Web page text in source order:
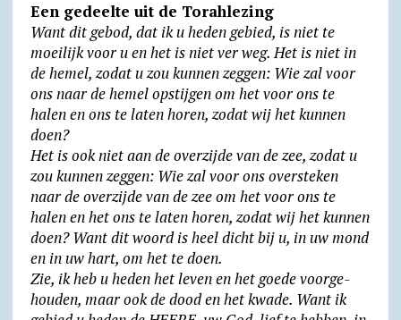
Een gedeelte uit de Torahlezing
Want dit gebod, dat ik u heden gebied, is niet te
moeilijk voor u en het is niet ver weg. Het is niet in
de hemel, zodat u zou kunnen zeggen: Wie zal voor
ons naar de hemel opstijgen om het voor ons te
halen en ons te laten horen, zodat wij het kunnen
doen?
Het is ook niet aan de overzijde van de zee, zodat u
zou kunnen zeggen: Wie zal voor ons oversteken
naar de overzijde van de zee om het voor ons te
halen en het ons te laten horen, zodat wij het kunnen
doen? Want dit woord is heel dicht bij u, in uw mond
en in uw hart, om het te doen.
Zie, ik heb u heden het leven en het goede voor­ge­
hou­den, maar ook de dood en het kwade. Want ik